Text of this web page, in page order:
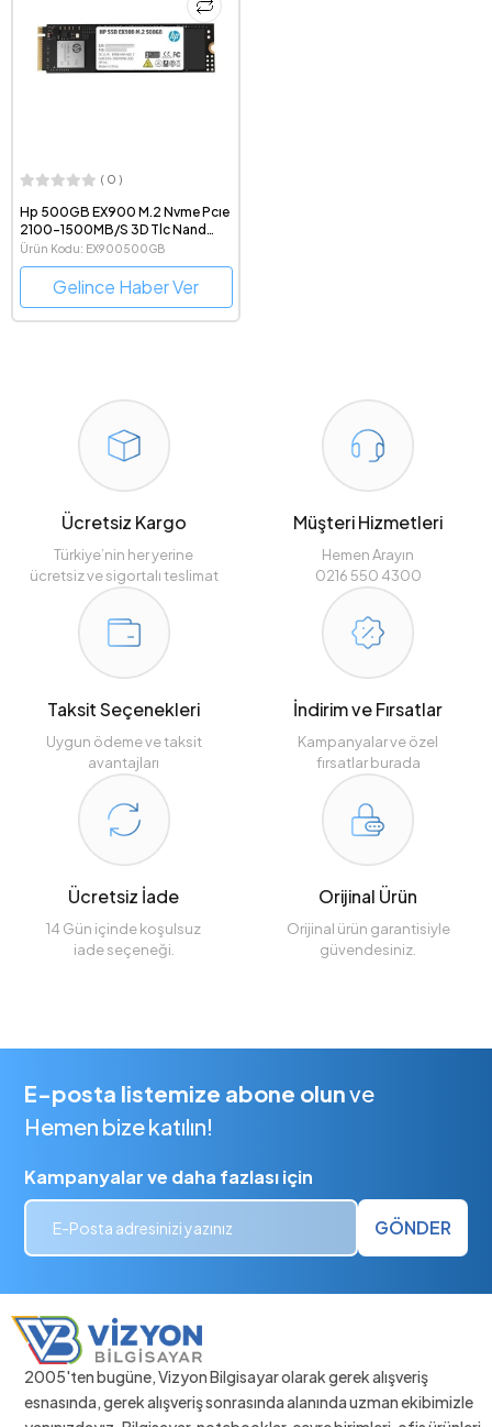
( 0 )
Hp 500GB EX900 M.2 Nvme Pcıe
2100-1500MB/S 3D Tlc Nand
(2YY44AA)
Ürün Kodu: EX900500GB
Gelince Haber Ver
Ücretsiz Kargo
Türkiye’nin her yerine
ücretsiz ve sigortalı teslimat
Müşteri Hizmetleri
Hemen Arayın
0216 550 4300
Taksit Seçenekleri
Uygun ödeme ve taksit
avantajları
İndirim ve Fırsatlar
Kampanyalar ve özel
fırsatlar burada
Ücretsiz İade
14 Gün içinde koşulsuz
iade seçeneği.
Orijinal Ürün
Orijinal ürün garantisiyle
güvendesiniz.
E-posta listemize abone olunve
Hemen bize katılın!
Kampanyalar ve daha fazlası için
GÖNDER
2005'ten bugüne, Vizyon Bilgisayar olarak gerek alışveriş
esnasında, gerek alışveriş sonrasında alanında uzman ekibimizle